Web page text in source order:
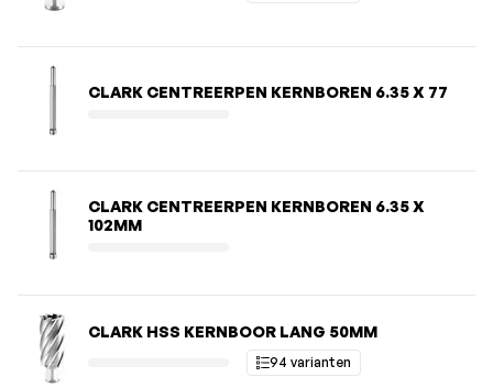
CLARK CENTREERPEN KERNBOREN 6.35 X 77
CLARK CENTREERPEN KERNBOREN 6.35 X
102MM
CLARK HSS KERNBOOR LANG 50MM
94 varianten